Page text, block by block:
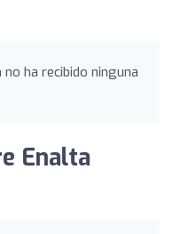
ha recibido ninguna
Enalta